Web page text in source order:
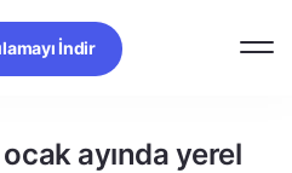
İndir
ayında yerel